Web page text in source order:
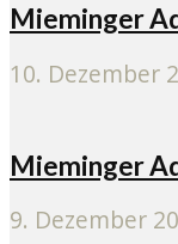
Mieminger
10. Dezember
Mieminger
9. Dezember